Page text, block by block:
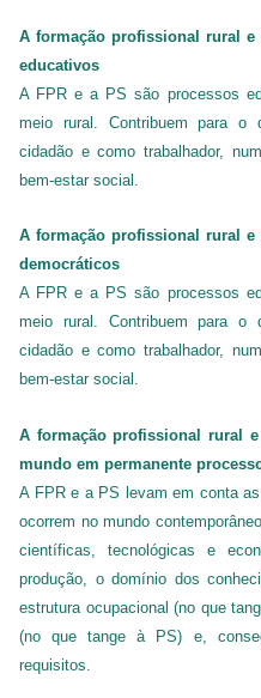
A formação profissional rural
educativos
A FPR e a PS são processos
meio rural. Contribuem para o
cidadão e como trabalhador,
bem-estar social.
A formação profissional rural
democráticos
A FPR e a PS são processos
meio rural. Contribuem para o
cidadão e como trabalhador,
bem-estar social.
A formação profissional rural
mundo em permanente
A FPR e a PS levam em conta
ocorrem no mundo
científicas, tecnológicas e
produção, o domínio dos
estrutura ocupacional (no que
(no que tange à PS) e,
requisitos.